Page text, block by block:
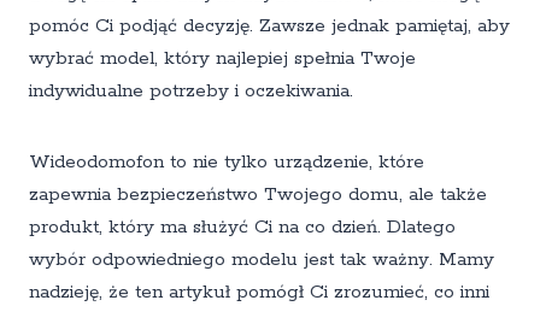
pomóc Ci podjąć decyzję. Zawsze jednak pamiętaj, aby
wybrać model, który najlepiej spełnia Twoje
indywidualne potrzeby i oczekiwania.
Wideodomofon to nie tylko urządzenie, które
zapewnia bezpieczeństwo Twojego domu, ale także
produkt, który ma służyć Ci na co dzień. Dlatego
wybór odpowiedniego modelu jest tak ważny. Mamy
nadzieję, że ten artykuł pomógł Ci zrozumieć, co inni